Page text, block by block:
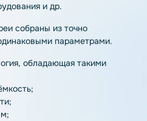
и др.
собраны из точно
параметрами.
обладающая такими